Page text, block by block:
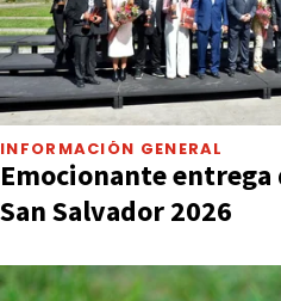
INFORMACIÓN GENERAL
Emocionante entrega
San Salvador 2026